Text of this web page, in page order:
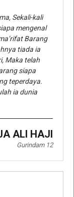
Sekali-kali
mengenal
Barang
tiada ia
Maka telah
siapa
teperdaya.
ia dunia
ALI HAJI
Gurindam 12